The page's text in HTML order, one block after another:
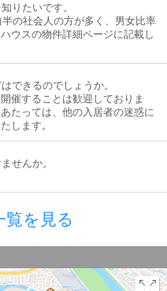
りたいです。
の社会人の方が多く、男女比率
ウスの物件詳細ページに記載し
できるのでしょうか。
催することは歓迎しておりま
たっては、他の入居者の迷惑に
します。
せんか。
覧を見る